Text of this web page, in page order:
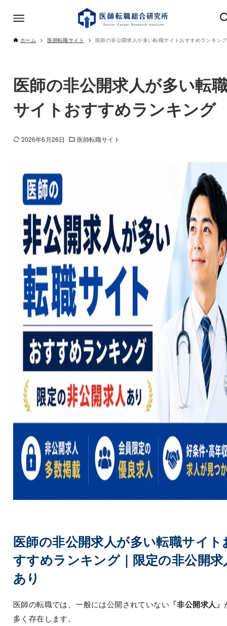
ホーム 医師転職サイト 医師の非公開求人が多い転職サイトおすすめランキング
医師の非公開求人が多い転
サイトおすすめランキング
2026年6月26日 医師転職サイト
医師の非公開求人が多い転職サイト
すすめランキング｜限定の非公開求
あり
医師の転職では、一般には公開されていない 「非公開求人」
多く存在します。